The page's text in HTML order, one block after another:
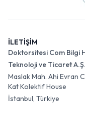
İLETİŞİM
Doktorsitesi Com Bilgi
Teknoloji ve Ticaret A.Ş.
Maslak Mah. Ahi Evran
Kat Kolektif House
İstanbul, Türkiye